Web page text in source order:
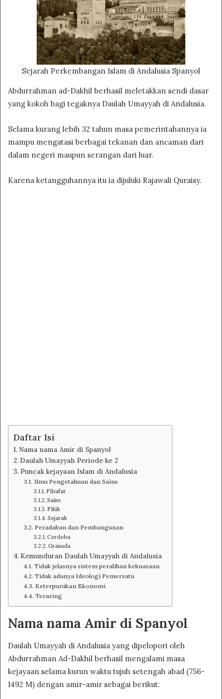
Sejarah Perkembangan Islam di Andalusia Spanyol
Abdurrahman ad-Dakhil berhasil meletakkan sendi dasar
yang kokoh bagi tegaknya Daulah Umayyah di Andalusia.
Selama kurang lebih 32 tahun masa pemerintahannya ia
mampu mengatasi berbagai tekanan dan ancaman dari
dalam negeri maupun serangan dari luar.
Karena ketangguhannya itu ia dijuluki Rajawali Quraisy.
Daftar Isi
Nama nama Amir di Spanyol
Daulah Umayyah Periode ke 2
Puncak kejayaan Islam di Andalusia
Ilmu Pengetahuan dan Sains
Filsafat
Sains
Fikih
Sejarah
Peradaban dan Pembangunan
Cordoba
Granada
Kemunduran Daulah Umayyah di Andalusia
Tidak jelasnya sistem peralihan kekuasaan
Tidak adanya Ideologi Pemersatu
Keterpurukan Ekonomi
Terasing
Nama nama Amir di Spanyol
Daulah Umayyah di Andalusia yang dipelopori oleh
Abdurrahman Ad-Dakhil berhasil mengalami masa
kejayaan selama kurun waktu tujuh setengah abad (756-
1492 M) dengan amir-amir sebagai berikut: